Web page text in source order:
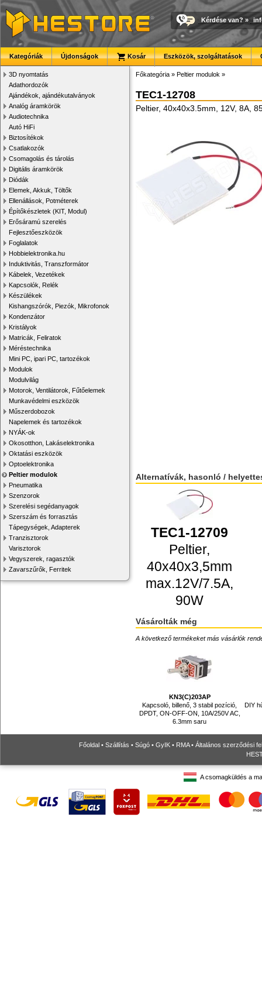
Kérdése van? »
Kategóriák Újdonságok Kosár Eszközök, szolgáltatások
3D nyomtatás
Adathordozók
Ajándékok, ajándékutalványok
Analóg áramkörök
Audiotechnika
Autó HiFi
Biztosítékok
Csatlakozók
Csomagolás és tárolás
Digitális áramkörök
Diódák
Elemek, Akkuk, Töltők
Ellenállások, Potméterek
Építőkészletek (KIT, Modul)
Erősáramú szerelés
Fejlesztőeszközök
Foglalatok
Hobbielektronika.hu
Induktivitás, Transzformátor
Kábelek, Vezetékek
Kapcsolók, Relék
Készülékek
Kishangszórók, Piezók, Mikrofonok
Kondenzátor
Kristályok
Matricák, Feliratok
Méréstechnika
Mini PC, ipari PC, tartozékok
Modulok
Modulvilág
Motorok, Ventilátorok, Fűtőelemek
Munkavédelmi eszközök
Műszerdobozok
Napelemek és tartozékok
NYÁK-ok
Okosotthon, Lakáselektronika
Oktatási eszközök
Optoelektronika
Peltier modulok
Pneumatika
Szenzorok
Szerelési segédanyagok
Szerszám és forrasztás
Tápegységek, Adapterek
Tranzisztorok
Varisztorok
Vegyszerek, ragasztók
Zavarszűrők, Ferritek
Főkategória » Peltier modulok »
TEC1-12708
Peltier, 40x40x3.5mm, 12V, 8A,
Alternatívák, hasonló /
TEC1-12709
Peltier,
40x40x3,5mm
max.12V/7.5A,
90W
Vásárolták még
A következő termékeket más vásárlók
KN3(C)203AP
Kapcsoló, billenő, 3 stabil pozíció,
DPDT, ON-OFF-ON, 10A/250V AC,
6.3mm saru
DIY
Főoldal • Szállítás • Súgó • GyIK • RMA• Általános szerződési
A csomagküldés a